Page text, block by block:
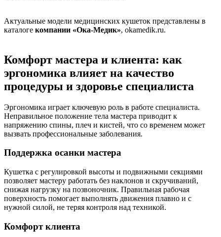
Актуальные модели медицинских кушеток представлены в
каталоге компании «Ока-Медик», okamedik.ru.
Комфорт мастера и клиента: как
эргономика влияет на качество
процедуры и здоровье специалиста
Эргономика играет ключевую роль в работе специалиста.
Неправильное положение тела мастера приводит к
напряжению спины, плеч и кистей, что со временем может
вызвать профессиональные заболевания.
Поддержка осанки мастера
Кушетка с регулировкой высоты и подвижными секциями
позволяет мастеру работать без наклонов и скручиваний,
снижая нагрузку на позвоночник. Правильная рабочая
поверхность помогает выполнять движения плавно и с
нужной силой, не теряя контроля над техникой.
Комфорт клиента